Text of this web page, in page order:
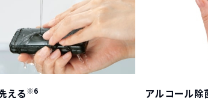
える※6 アルコール除